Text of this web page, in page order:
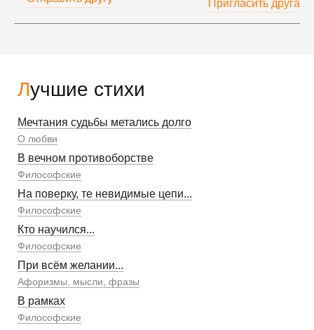
Лучшие стихи
Мечтания судьбы метались долго
О любви
В вечном противоборстве
Философские
На поверку, те невидимые цепи...
Философские
Кто научился...
Философские
При всём желании...
Афоризмы, мысли, фразы
В рамках
Философские
Пригласить друга